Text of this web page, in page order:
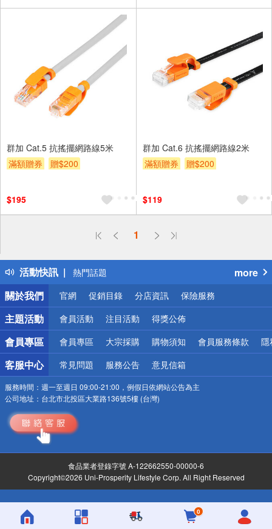
群加 Cat.5 抗搖擺網路線5米
滿額贈券
贈$200
$195
群加 Cat.6 抗搖擺網路線2米
滿額贈券
贈$200
$119
1
活動快訊
偏遠地區配送
得獎公告
熱門話題
銀行優惠
偏遠地區配送
詐騙網頁！請小心！
more
關於我們
官網 促銷目錄 分店資訊 保險服務
主題活動 會員活動 注目活動 得獎公佈
會員專區 會員專區 大宗採購 購物須知 會員服務條款 隱
客服中心 常見問題 服務公告 意見信箱
服務時間： 週一至週日 09:00-21:00，例假日依網站公告為主
公司地址： 台北市北投區大業路136號5樓 (台灣)
食品業者登錄字號 A-122662550-00000-6
Copyright©2026 Uni-Prosperity Lifestyle Corp. All Right Reserved
0